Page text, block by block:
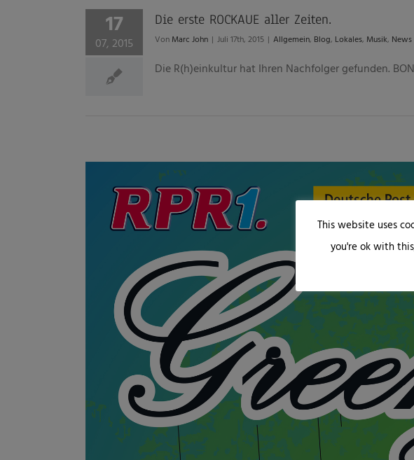
17
07, 2015
Die erste ROCKAUE aller Zeiten.
Von Marc John | Juli 17th, 2015 | Allgemein, Blog, Lokales, Musik, News
Die R(h)einkultur hat Ihren Nachfolger gefunden.
This website uses
you're ok with